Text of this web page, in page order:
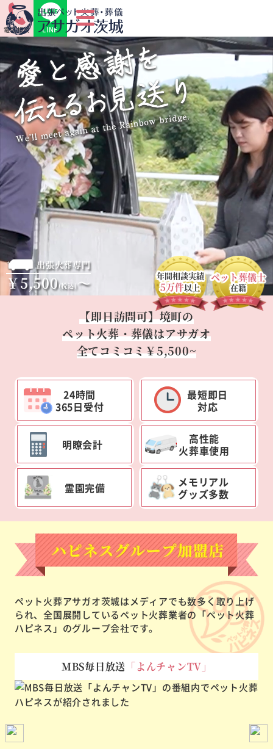
電話相談 LINE
出張火葬専門
￥5,500(税込)～ 年間相談実績
5万件以上
ペット葬儀士
在籍
【即日訪問可】境町の
ペット火葬・葬儀はアサガオ
全てコミコミ￥5,500~
24時間
365日受付
最短即日
対応
明瞭会計
高性能
火葬車使用
霊園完備
メモリアル
グッズ多数
ペット火葬アサガオ茨城はメディアでも数多く取り上げ
られ、 全国展開しているペット火葬業者の「ペット火葬
ハピネス」のグループ会社です。
MBS毎日放送 「よんチャンTV」